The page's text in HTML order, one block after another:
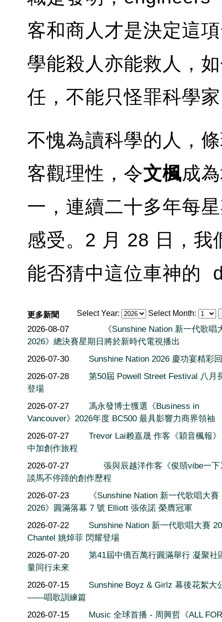
客和商人才是決定這
學能殺人亦能救人，
任，不能只怪罪科學
不愧為讀科學的人，
客觀理性，令文楓成
一，連續二十多年每
感受。2 月 28 日，我
能否猜中這位車神的
Select Year: Select Month:
更多新聞
2026-08-07
《Sunshine Nation 新一代歌唱
2026》總決賽星期日將於新時代電視播出
2026-07-30
Sunshine Nation 2026 慶功宴精彩
2026-07-28
第50屆 Powell Street Festival 八月
登場
2026-07-27
馮永發博士獲選《Business in
Vancouver》2026年度 BC500 最具影響力商界領袖
2026-07-27
Trevor Lai赖嘉晟 作客《穎音楓報
中加創作旅程
2026-07-27
張與辰越洋作客《俊䝼vibe一下
談馬不停蹄的創作歷程
2026-07-23
《Sunshine Nation 新一代歌唱大賽
2026》圓滿落幕 7 號 Elliott 張依諾 榮膺冠軍
2026-07-22
Sunshine Nation 新一代歌唱大賽
Chantel 姚焯菲 閃耀登場
2026-07-20
第41屆中僑百萬行圓滿舉行 凝聚社
量同行未來
2026-07-15
Sunshine Boyz & Girlz 幕後花絮大
——唱歌訓練篇
2026-07-15
Music 全球首播 - 周興哲《ALL FOR